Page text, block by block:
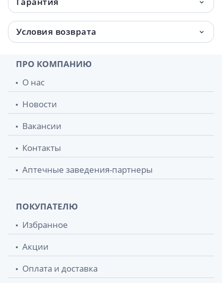
Условия возврата
ПРО КОМПАНИЮ
О нас
Новости
Вакансии
Контакты
Аптечные заведения-партнеры
ПОКУПАТЕЛЮ
Избранное
Акции
Оплата и доставка